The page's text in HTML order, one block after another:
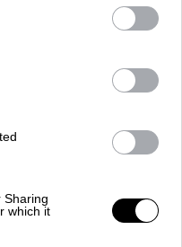
Sharing
which it
το
δίνει
η
1204